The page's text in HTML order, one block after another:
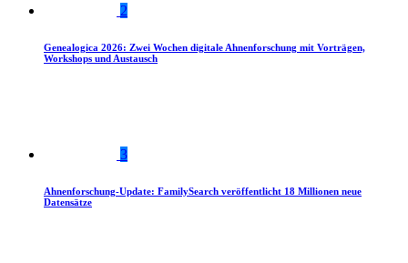
2
Genealogica 2026: Zwei Wochen digitale Ahnenforschung mit Vorträgen,
Workshops und Austausch
3
Ahnenforschung-Update: FamilySearch veröffentlicht 18 Millionen neue
Datensätze